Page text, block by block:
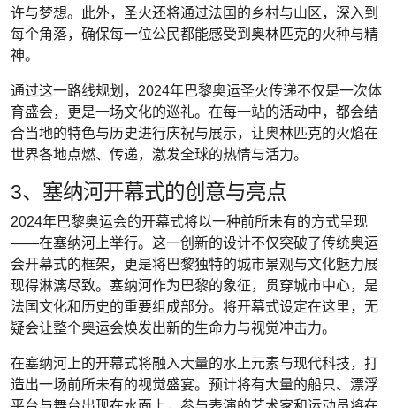
许与梦想。此外，圣火还将通过法国的乡村与山区，深入到
每个角落，确保每一位公民都能感受到奥林匹克的火种与精
神。
通过这一路线规划，2024年巴黎奥运圣火传递不仅是一次体
育盛会，更是一场文化的巡礼。在每一站的活动中，都会结
合当地的特色与历史进行庆祝与展示，让奥林匹克的火焰在
世界各地点燃、传递，激发全球的热情与活力。
3、塞纳河开幕式的创意与亮点
2024年巴黎奥运会的开幕式将以一种前所未有的方式呈现
——在塞纳河上举行。这一创新的设计不仅突破了传统奥运
会开幕式的框架，更是将巴黎独特的城市景观与文化魅力展
现得淋漓尽致。塞纳河作为巴黎的象征，贯穿城市中心，是
法国文化和历史的重要组成部分。将开幕式设定在这里，无
疑会让整个奥运会焕发出新的生命力与视觉冲击力。
在塞纳河上的开幕式将融入大量的水上元素与现代科技，打
造出一场前所未有的视觉盛宴。预计将有大量的船只、漂浮